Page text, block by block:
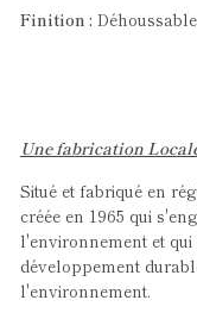
Finition :
Une fabrication
Situé et fabriqué en
créée en 1965 qui
l'environnement et
développement
l'environnement.